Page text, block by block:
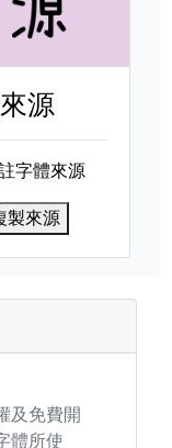
源
字體來源
製來源
及免費開
體所使